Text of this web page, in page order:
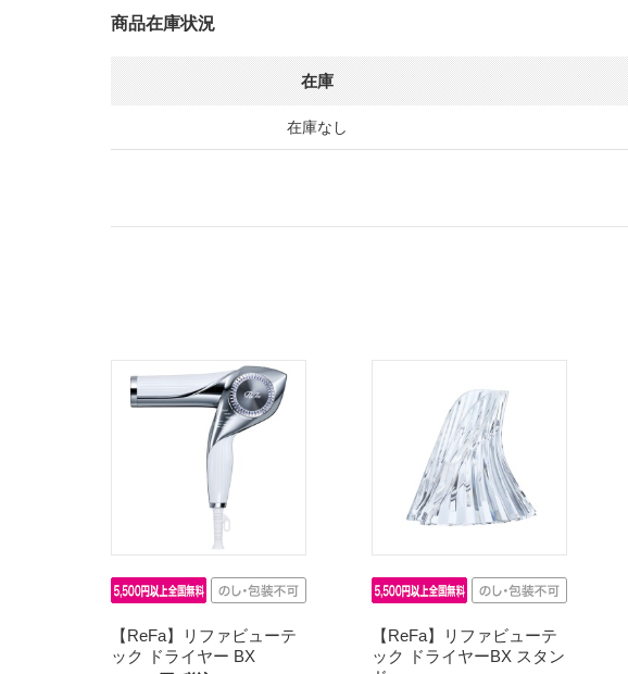
商品在庫状況
在庫
在庫なし
【ReFa】リファビューテ
ック ドライヤー BX
【ReFa】リファビューテ
ック ドライヤーBX スタン